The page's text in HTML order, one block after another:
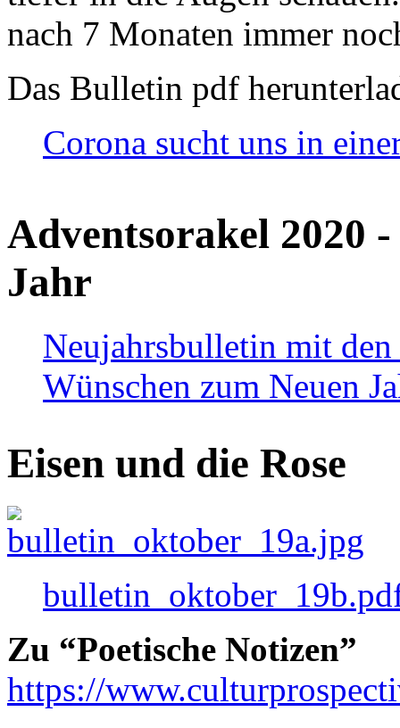
nach 7 Monaten immer
Das Bulletin pdf
Corona sucht uns in
Adventsorakel 2020
Jahr
Neujahrsbulletin mit den
Wünschen zum Neuen
Eisen und die Rose
Zu “Poetische Notizen”
https://